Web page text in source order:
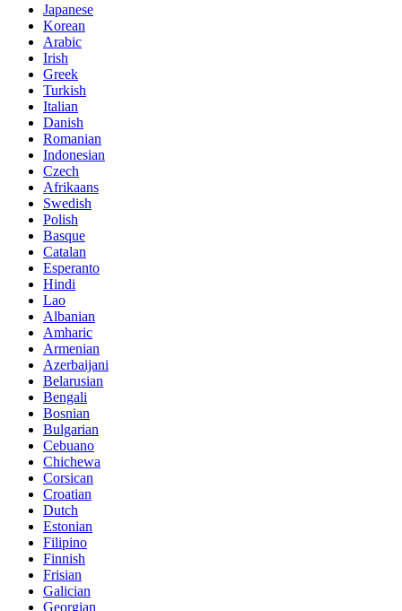
Japanese
Korean
Arabic
Irish
Greek
Turkish
Italian
Danish
Romanian
Indonesian
Czech
Afrikaans
Swedish
Polish
Basque
Catalan
Esperanto
Hindi
Lao
Albanian
Amharic
Armenian
Azerbaijani
Belarusian
Bengali
Bosnian
Bulgarian
Cebuano
Chichewa
Corsican
Croatian
Dutch
Estonian
Filipino
Finnish
Frisian
Galician
Georgian